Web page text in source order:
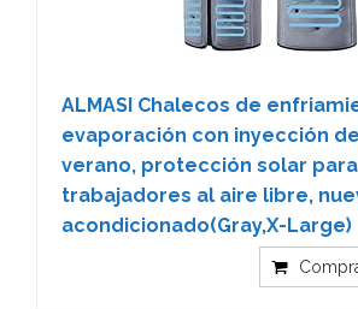
ALMASI Chalecos de
evaporación con inyección
verano, protección solar para
trabajadores al aire libre,
acondicionado(Gray,X-Large)